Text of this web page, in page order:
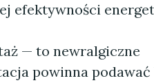
efektywności
— to newralgiczne
powinna podawać